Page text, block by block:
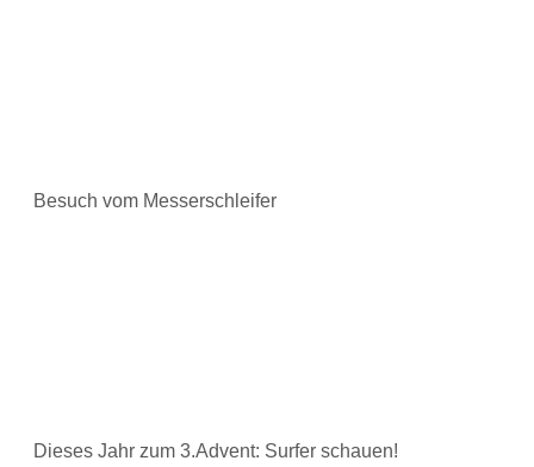
Besuch vom Messerschleifer
Dieses Jahr zum 3.Advent: Surfer schauen!